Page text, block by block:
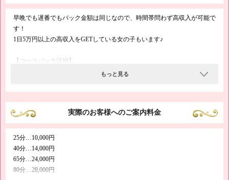
早晩でも遅番でもバック金額は同じなので、時間帯問わず高収入が可能で
す！
1日5万円以上の高収入をGETしている女の子もいます♪
【コースバック詳細】
25分コース…フリー4,500円、指名5,500円
【あるOLさんのお給料は…】
・出勤ペース…週1日
・時間帯…12時～23時30分
≪月約20万円GET！≫
【本業の休日にバイトをがんばっている女の子は…】
・出勤ペース…週2日
もっと見る
実際のお客様へのご案内料金
25分…10,000円
40分…14,000円
65分…24,000円
80分…28,000円